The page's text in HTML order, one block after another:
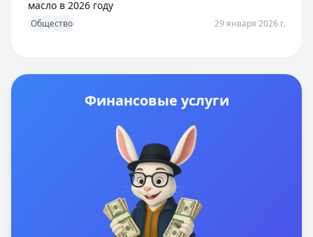
масло в 2026 году
Общество 29 января 2026 г.
Финансовые услуги